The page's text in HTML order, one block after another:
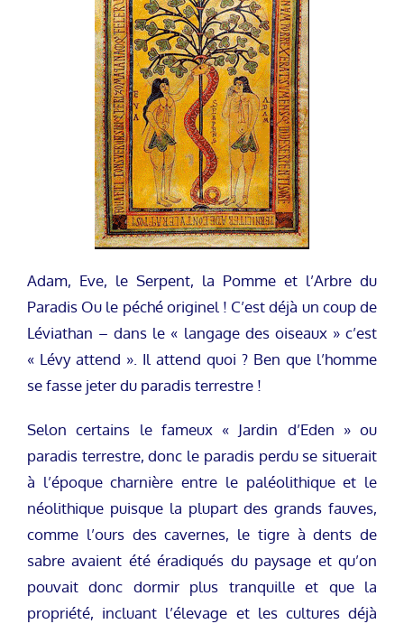
Adam, Eve, le Serpent, la Pomme et l’Arbre du
Paradis Ou le péché originel ! C’est déjà un coup de
Léviathan – dans le « langage des oiseaux » c’est
« Lévy attend ». Il attend quoi ? Ben que l’homme
se fasse jeter du paradis terrestre !
Selon certains le fameux « Jardin d’Eden » ou
paradis terrestre, donc le paradis perdu se situerait
à l’époque charnière entre le paléolithique et le
néolithique puisque la plupart des grands fauves,
comme l’ours des cavernes, le tigre à dents de
sabre avaient été éradiqués du paysage et qu’on
pouvait donc dormir plus tranquille et que la
propriété, incluant l’élevage et les cultures déjà